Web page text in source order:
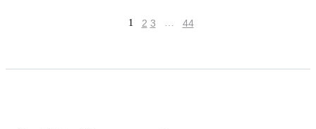
1 2 3 … 44